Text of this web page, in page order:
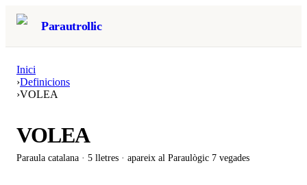
Parautrollic
Inici
›Definicions
›VOLEA
VOLEA
Paraula catalana · 5 lletres · apareix al Paraulògic 7 vegades